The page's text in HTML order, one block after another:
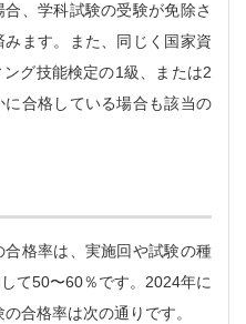
、学科試験の受験が免除さ
ます。また、同じく国家資
グ技能検定の1級、または2
合格している場合も該当の
格率は、実施回や試験の種
て50〜60％です。2024年に
合格率は次の通りです。